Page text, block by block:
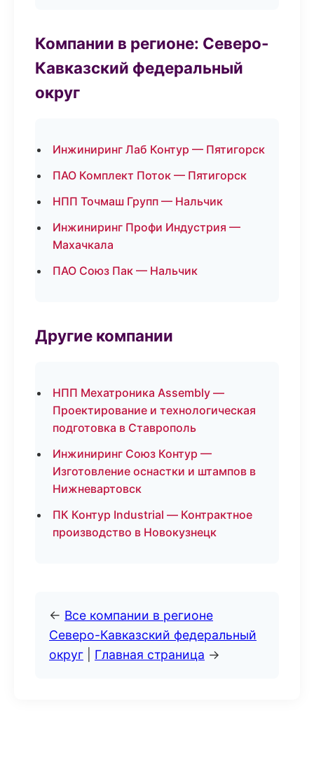
Компании в регионе: Северо-
Кавказский федеральный
округ
Инжиниринг Лаб Контур — Пятигорск
ПАО Комплект Поток — Пятигорск
НПП Точмаш Групп — Нальчик
Инжиниринг Профи Индустрия —
Махачкала
ПАО Союз Пак — Нальчик
Другие компании
НПП Мехатроника Assembly —
Проектирование и технологическая
подготовка в Ставрополь
Инжиниринг Союз Контур —
Изготовление оснастки и штампов в
Нижневартовск
ПК Контур Industrial — Контрактное
производство в Новокузнецк
← Все компании в регионе
Северо-Кавказский федеральный
округ
Главная страница →